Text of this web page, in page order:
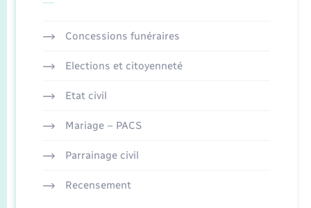
Concessions funéraires
Elections et citoyenneté
Etat civil
Mariage – PACS
Parrainage civil
Recensement